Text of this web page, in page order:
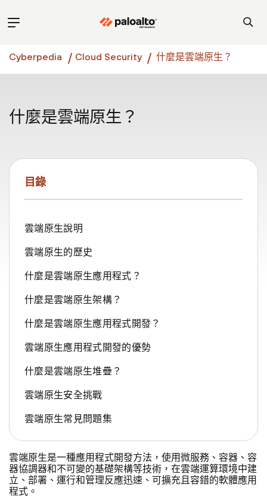
Cyberpedia Cloud Security 什麼是雲端原生？
什麼是雲端原生？
目錄
雲端原生說明
雲端原生的歷史
什麼是雲端原生應用程式？
什麼是雲端原生架構？
什麼是雲端原生應用程式開發？
雲端原生應用程式開發的優勢
什麼是雲端原生堆疊？
雲端原生安全挑戰
雲端原生常見問題集
雲端原生是一種應用程式開發方法，使用微服務、容器、容
器協調器和不可變的基礎架構等技術，在雲端運算環境中建
立、部署、運行和管理反應迅速、可擴充且容錯的軟體應用
程式。